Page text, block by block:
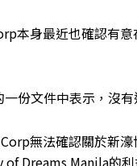
本身最近也確認有
份文件中表示，沒有
無法確認關於新
Dreams Manila的